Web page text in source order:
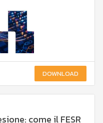
DOWNLOAD
come il FESR